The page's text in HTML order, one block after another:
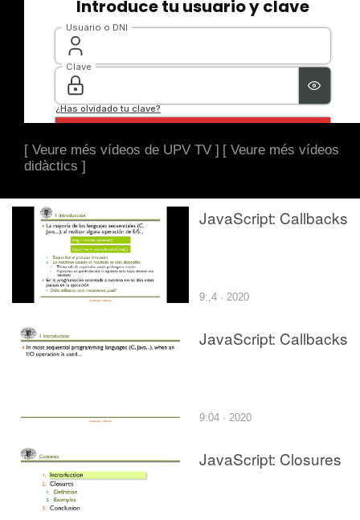
[ Veure més vídeos de UPV TV ] [ Veure més vídeos
didàctics ]
JavaScript: Callbacks
9:,4 · 2020
JavaScript: Callbacks
9:04 · 2020
JavaScript: Closures